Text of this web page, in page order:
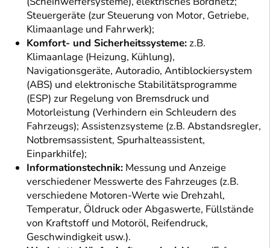
Steuergeräte (zur Steuerung von Motor, Getriebe,
Klimaanlage und Fahrwerk);
Komfort- und Sicherheitssysteme: z.B.
Klimaanlage (Heizung, Kühlung),
Navigationsgeräte, Autoradio, Antiblockiersystem
(ABS) und elektronische Stabilitätsprogramme
(ESP) zur Regelung von Bremsdruck und
Motorleistung (Verhindern ein Schleudern des
Fahrzeugs); Assistenzsysteme (z.B. Abstandsregler,
Notbremsassistent, Spurhalteassistent,
Einparkhilfe);
Informationstechnik: Messung und Anzeige
verschiedener Messwerte des Fahrzeuges (z.B.
verschiedene Motoren-Werte wie Drehzahl,
Temperatur, Öldruck oder Abgaswerte, Füllstände
von Kraftstoff und Motoröl, Reifendruck,
Geschwindigkeit usw.).